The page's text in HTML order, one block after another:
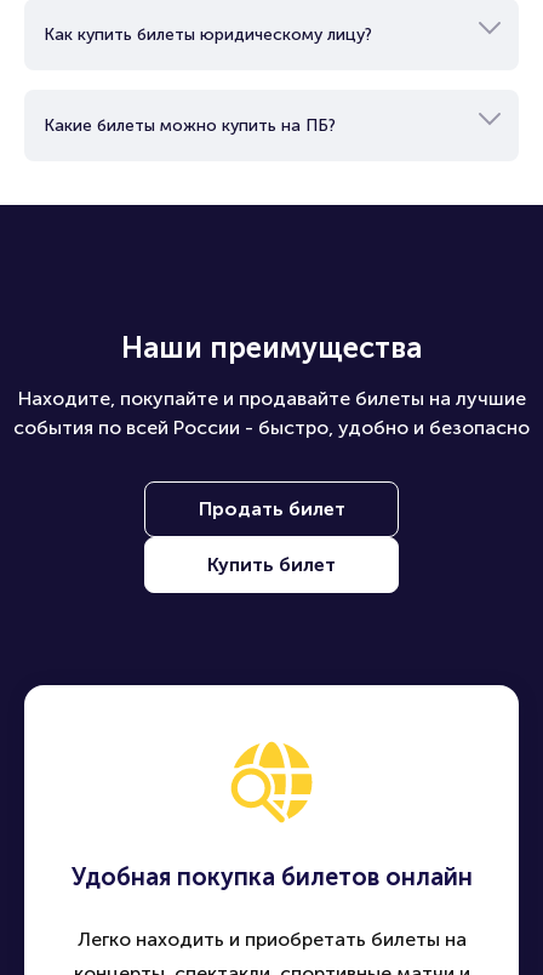
Как купить билеты юридическому лицу?
Какие билеты можно купить на ПБ?
Наши преимущества
Находите, покупайте и продавайте билеты на лучшие
события по всей России - быстро, удобно и безопасно
Продать билет
Купить билет
Удобная покупка билетов онлайн
Легко находить и приобретать билеты на